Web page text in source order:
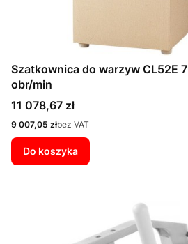
Szatkownica do warzyw CL52E
obr/min
Cena
11 078,67 zł
Cena
9 007,05 złbez VAT
Do koszyka